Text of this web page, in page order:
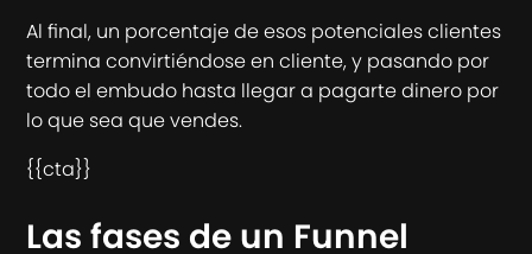
Al final, un porcentaje de esos potenciales clientes
termina convirtiéndose en cliente, y pasando por
todo el embudo hasta llegar a pagarte dinero por
lo que sea que vendes.
{{cta}}
Las fases de un Funnel